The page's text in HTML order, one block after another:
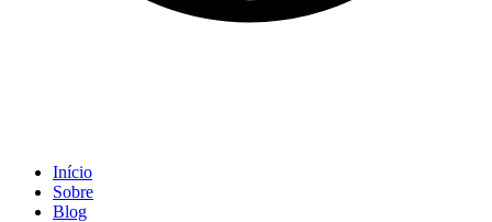
Início
Sobre
Blog